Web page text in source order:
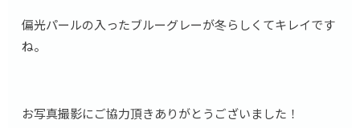
偏光パールの入ったブルーグレーが冬らしくてキレイです
ね。
お写真撮影にご協力頂きありがとうございました！